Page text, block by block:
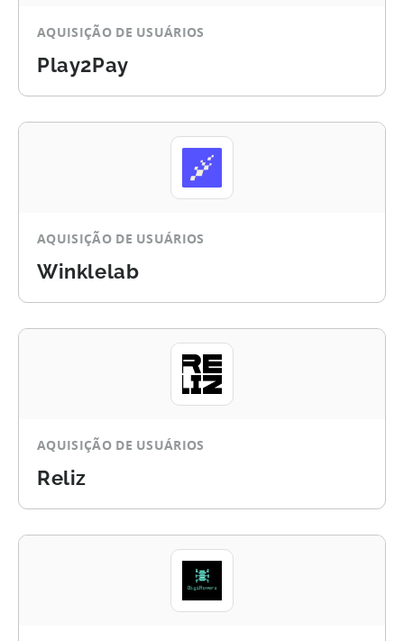
AQUISIÇÃO DE USUÁRIOS
Play2Pay
AQUISIÇÃO DE USUÁRIOS
Winklelab
AQUISIÇÃO DE USUÁRIOS
Reliz